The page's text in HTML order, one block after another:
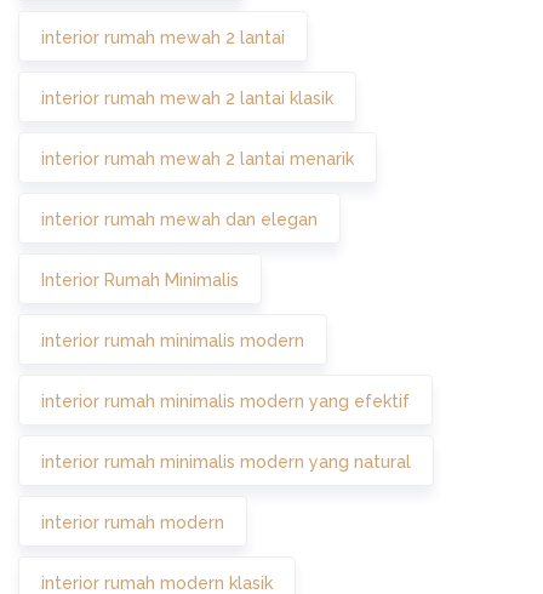
interior rumah mewah 2 lantai
interior rumah mewah 2 lantai klasik
interior rumah mewah 2 lantai menarik
interior rumah mewah dan elegan
Interior Rumah Minimalis
interior rumah minimalis modern
interior rumah minimalis modern yang efektif
interior rumah minimalis modern yang natural
interior rumah modern
interior rumah modern klasik